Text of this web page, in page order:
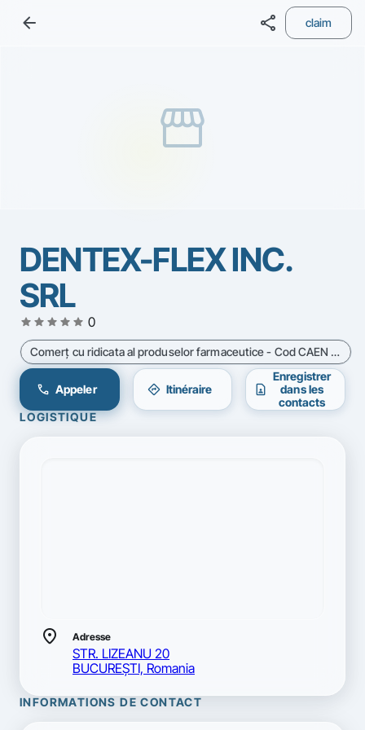
arrow_back share claim
storefront
DENTEX-FLEX INC.
SRL
star star star star star 0
Comerţ cu ridicata al produselor farmaceutice - Cod CAEN 4646
call Appeler directions Itinéraire contact_page
Enregistrer
dans les
contacts
LOGISTIQUE
location_on Adresse
STR. LIZEANU 20
BUCUREŞTI, Romania
INFORMATIONS DE CONTACT